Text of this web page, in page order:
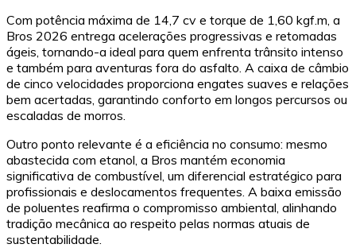
Com potência máxima de 14,7 cv e torque de 1,60 kgf.m, a
Bros 2026 entrega acelerações progressivas e retomadas
ágeis, tornando-a ideal para quem enfrenta trânsito intenso
e também para aventuras fora do asfalto. A caixa de câmbio
de cinco velocidades proporciona engates suaves e relações
bem acertadas, garantindo conforto em longos percursos ou
escaladas de morros.
Outro ponto relevante é a eficiência no consumo: mesmo
abastecida com etanol, a Bros mantém economia
significativa de combustível, um diferencial estratégico para
profissionais e deslocamentos frequentes. A baixa emissão
de poluentes reafirma o compromisso ambiental, alinhando
tradição mecânica ao respeito pelas normas atuais de
sustentabilidade.